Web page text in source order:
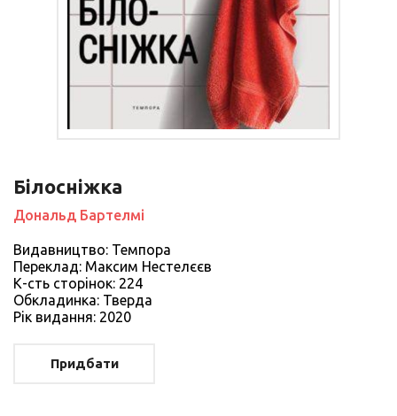
Білосніжка
Дональд Бартелмі
Видавництво: Темпора
Переклад: Максим Нестелєєв
К-сть сторiнок: 224
Обкладинка: Тверда
Рiк видання: 2020
Придбати